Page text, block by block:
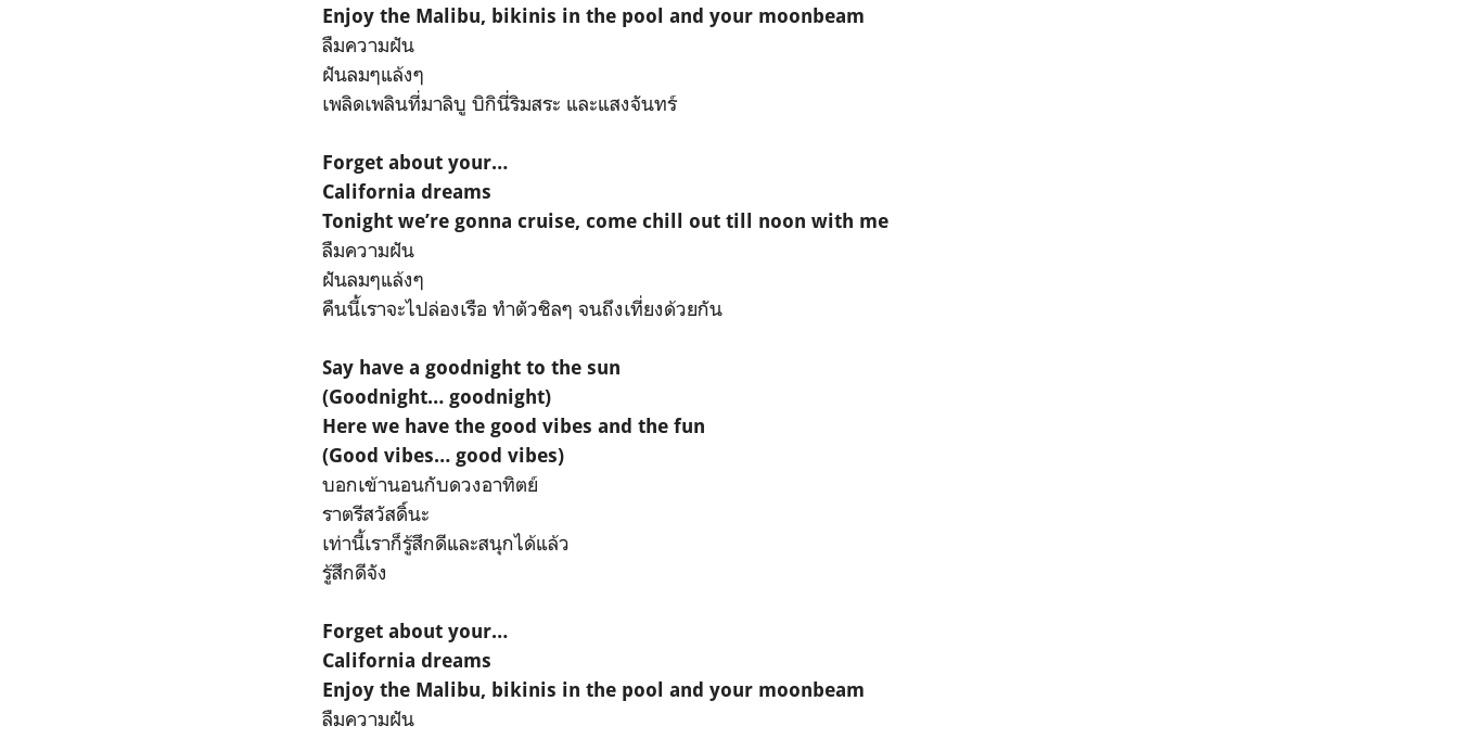
Enjoy the Malibu, bikinis in the pool and your moonbeam
ลืมความฝัน
ฝันลมๆแล้งๆ
เพลิดเพลินที่มาลิบู บิกินี่ริมสระ และแสงจันทร์
Forget about your…
California dreams
Tonight we’re gonna cruise, come chill out till noon with me
ลืมความฝัน
ฝันลมๆแล้งๆ
คืนนี้เราจะไปล่องเรือ ทำตัวชิลๆ จนถึงเที่ยงด้วยกัน
Say have a goodnight to the sun
(Goodnight… goodnight)
Here we have the good vibes and the fun
(Good vibes… good vibes)
บอกเข้านอนกับดวงอาทิตย์
ราตรีสวัสดิ์นะ
เท่านี้เราก็รู้สึกดีและสนุกได้แล้ว
รู้สึกดีจัง
Forget about your…
California dreams
Enjoy the Malibu, bikinis in the pool and your moonbeam
ลืมความฝัน